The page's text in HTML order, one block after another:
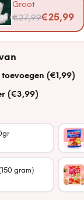
Groot
€27,99
Nu voor€25,99
(€1,99)
(€3,99)
gram)